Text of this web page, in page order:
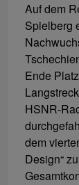
Auf dem
Spielberg
Ende
HSNR-
dem
Design“